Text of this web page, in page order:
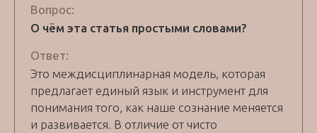
Вопрос:
О чём эта статья простыми словами?
Ответ:
Это междисциплинарная модель, которая
предлагает единый язык и инструмент для
понимания того, как наше сознание меняется
и развивается. В отличие от чисто